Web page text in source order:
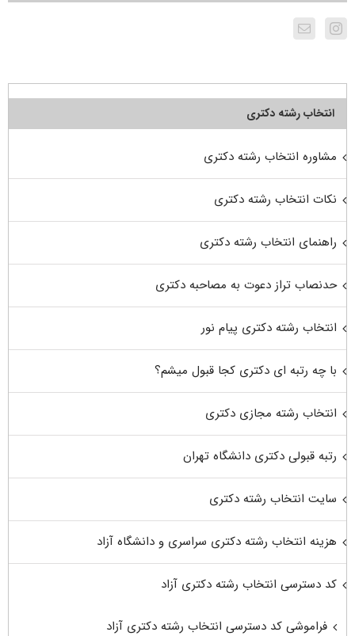
انتخاب رشته دکتری
مشاوره انتخاب رشته دکتری
نکات انتخاب رشته دکتری
راهنمای انتخاب رشته دکتری
حدنصاب تراز دعوت به مصاحبه دکتری
انتخاب رشته دکتری پیام نور
با چه رتبه ای دکتری کجا قبول میشم؟
انتخاب رشته مجازی دکتری
رتبه قبولی دکتری دانشگاه تهران
سایت انتخاب رشته دکتری
هزینه انتخاب رشته دکتری سراسری و دانشگاه آزاد
کد دسترسی انتخاب رشته دکتری آزاد
فراموشی کد دسترسی انتخاب رشته دکتری آزاد